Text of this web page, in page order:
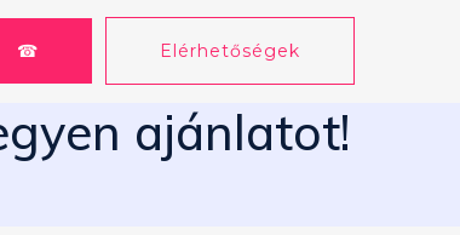
☎ Elérhetőségek
ajánlatot!